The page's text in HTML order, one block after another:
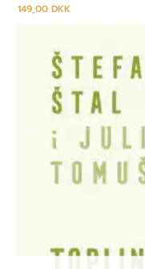
149,00DKK